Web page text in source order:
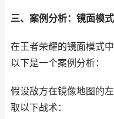
三、案例分析：镜面模
在王者荣耀的镜面模式
以下是一个案例分析：
假设敌方在镜像地图的
取以下战术：